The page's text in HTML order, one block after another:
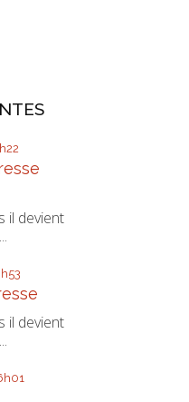
il devient
il devient